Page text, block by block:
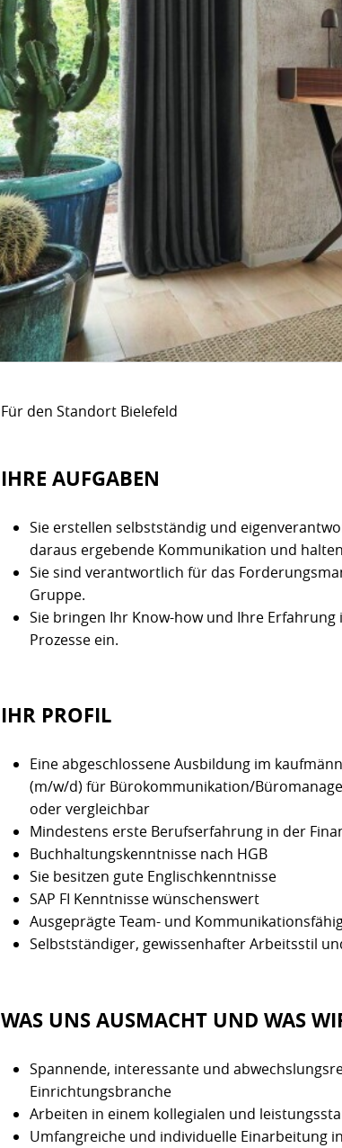
Für den Standort Bielefeld
IHRE AUFGABEN
Sie erstellen selbstständig und
daraus ergebende Kommunikation und
Sie sind verantwortlich für das
Gruppe.
Sie bringen Ihr Know-how und Ihre
Prozesse ein.
IHR PROFIL
Eine abgeschlossene Ausbildung im
(m/w/d) für Bürokommunikation/
oder vergleichbar
Mindestens erste Berufserfahrung in der
Buchhaltungskenntnisse nach HGB
Sie besitzen gute Englischkenntnisse
SAP FI Kenntnisse wünschenswert
Ausgeprägte Team- und
Selbstständiger, gewissenhafter Arbeitsstil
WAS UNS AUSMACHT UND WAS
Spannende, interessante und
Einrichtungsbranche
Arbeiten in einem kollegialen und
Umfangreiche und individuelle Einarbeitung